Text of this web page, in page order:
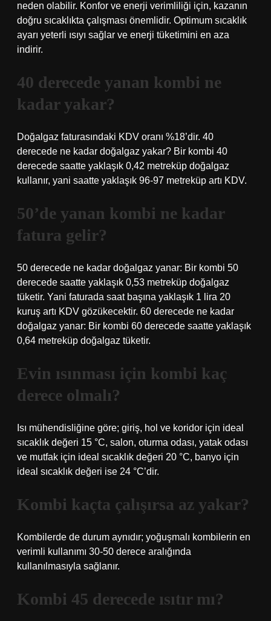
neden olabilir. Konfor ve enerji verimliliği için, kazanın
doğru sıcaklıkta çalışması önemlidir. Optimum sıcaklık
ayarı yeterli ısıyı sağlar ve enerji tüketimini en aza
indirir.
40 derecede yanan kombi ne
kadar yakar?
Doğalgaz faturasındaki KDV oranı %18’dir. 40
derecede ne kadar doğalgaz yakar? Bir kombi 40
derecede saatte yaklaşık 0,42 metreküp doğalgaz
kullanır, yani saatte yaklaşık 96-97 metreküp artı KDV.
50’de yanan kombi ne kadar
fatura gelir?
50 derecede ne kadar doğalgaz yanar: Bir kombi 50
derecede saatte yaklaşık 0,53 metreküp doğalgaz
tüketir. Yani faturada saat başına yaklaşık 1 lira 20
kuruş artı KDV gözükecektir. 60 derecede ne kadar
doğalgaz yanar: Bir kombi 60 derecede saatte yaklaşık
0,64 metreküp doğalgaz tüketir.
Evin ısınması için kombi kaç
derece olmalı?
Isı mühendisliğine göre; giriş, hol ve koridor için ideal
sıcaklık değeri 15 °C, salon, oturma odası, yatak odası
ve mutfak için ideal sıcaklık değeri 20 °C, banyo için
ideal sıcaklık değeri ise 24 °C’dir.
Kombi kaçta çalışırsa az yakar?
Kombilerde de durum aynıdır; yoğuşmalı kombilerin en
verimli kullanımı 30-50 derece aralığında
kullanılmasıyla sağlanır.
Kombi 45 derecede ısıtır mı?